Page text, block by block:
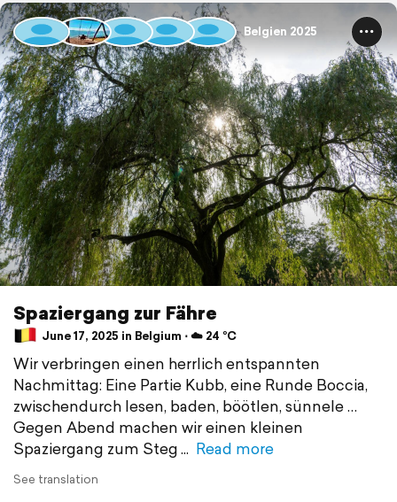
Belgien 2025
Spaziergang zur Fähre
June 17, 2025 in Belgium ⋅ ☁️ 24 °C
Wir verbringen einen herrlich entspannten
Nachmittag: Eine Partie Kubb, eine Runde Boccia,
zwischendurch lesen, baden, böötlen, sünnele …
Gegen Abend machen wir einen kleinen
Spaziergang zum Steg
Read more
See translation